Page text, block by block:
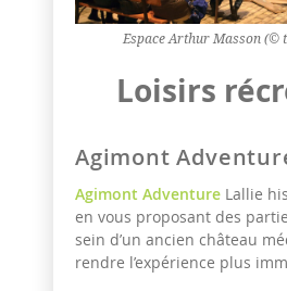
Espace Arthur Masson (©
Loisirs
Agimont
Agimont Adventure Lallie
en vous proposant des
sein d’un ancien château
rendre l’expérience plus